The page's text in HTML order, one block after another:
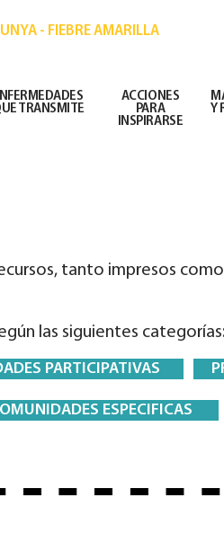
- FIEBRE AMARILLA
TRANSMITE
ACCIONES
PARA
INSPIRARSE
Y
tanto impresos
las siguientes categorías:
PARTICIPATIVAS
ESPECIFICAS